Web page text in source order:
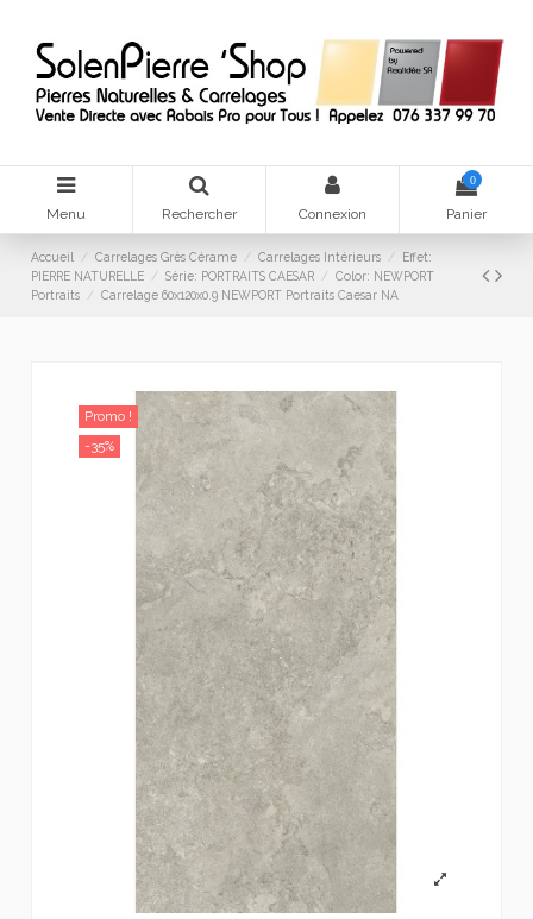
Menu Rechercher Connexion
0
Panier
Accueil Carrelages Grès Cérame Carrelages Intérieurs
Effet:
PIERRE NATURELLE
Série: PORTRAITS CAESAR
Color: NEWPORT
Portraits
Carrelage 60x120x0.9 NEWPORT Portraits Caesar NA
Promo !
-35%